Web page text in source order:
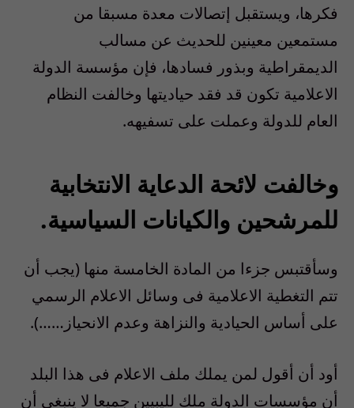
فكرها، ويستقبل إتصالات معدة مسبقا من
مستمعين معينين للحديث عن مسالب
الديمقراطية وبذور فسادها، فإن مؤسسة الدولة
الاعلامية تكون قد فقد حياديتها وخالفت النظام
العام للدولة وعملت على تسفيهه.
وخالفت لائحة الدعاية الانتخابية
للمرشحين والكيانات السياسية.
وسأقتبس جزءا من المادة الخامسة منها (يجب أن
تتم التغطية الاعلامية فى وسائل الاعلام الرسمي
على أساس الحيادية والنزاهة وعدم الانحياز……).
أود أن أقول لمن يملك ملف الاعلام فى هذا البلد
أن مؤسسات الدولة ملك لليبيين جميعا لا ينبغى أن